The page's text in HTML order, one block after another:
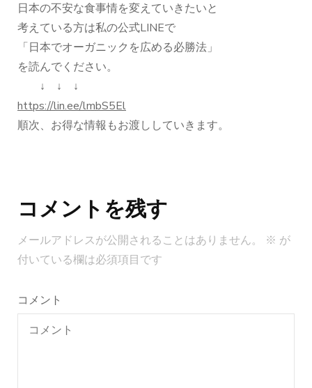
日本の不安な食事情を変えていきたいと
考えている方は私の公式LINEで
「日本でオーガニックを広める必勝法」
を読んでください。
↓ ↓ ↓
https://lin.ee/lmbS5El
順次、お得な情報もお渡ししていきます。
稿
ナ
ビ
ゲ
シ
ョ
ン
コメントを残す
メールアドレスが公開されることはありません。 ※ が
付いている欄は必須項目です
コメント